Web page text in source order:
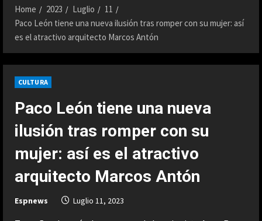
Home 2023 Luglio
11
Paco León tiene una nueva ilusión tras romper con su mujer: así
es el atractivo arquitecto Marcos Antón
CULTURA
Paco León tiene una nueva
ilusión tras romper con su
mujer: así es el atractivo
arquitecto Marcos Antón
Espnews Luglio 11, 2023